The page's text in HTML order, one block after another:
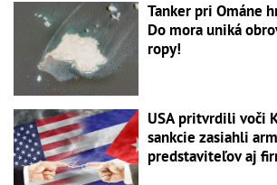
Tanker pri Ománe
Do mora uniká
ropy!
USA pritvrdili voči
sankcie zasiahli
predstaviteľov aj